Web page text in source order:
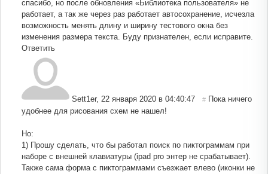
спасибо, но после обновления «Библиотека пользователя» не
работает, а так же через раз работает автосохранение, исчезла
возможность менять длину и ширину тестового окна без
изменения размера текста. Буду признателен, если исправите.
Ответить
Sett1er, 22 января 2020 в 04:40:47 # Пока ничего
удобнее для рисования схем не нашел!
Но:
1) Прошу сделать, что бы работал поиск по пиктограммам при
наборе с внешней клавиатуры (ipad pro энтер не срабатывает).
Также сама форма с пиктограммами съезжает влево (иконки не